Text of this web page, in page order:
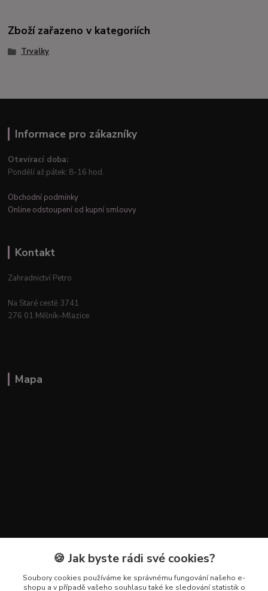
Zboží zařazeno v kategoriích
Trvalky
Informace pro zákazníky
Otevírací doba:
Pondělí až pátek: 8-16 hod.
Obchodní podmínky
Online odstoupení od kupní smlouvy
Kontakt
Zahradnictví Petro
Na Staré cestě 3741
276 01 Mělník–Mlazice
Mapa
Kontakty
+420 602 223 614
🍪 Jak byste rádi své cookies?
Soubory cookies používáme ke správnému fungování našeho e-
shopu a v případě vašeho souhlasu také ke sledování statistik o